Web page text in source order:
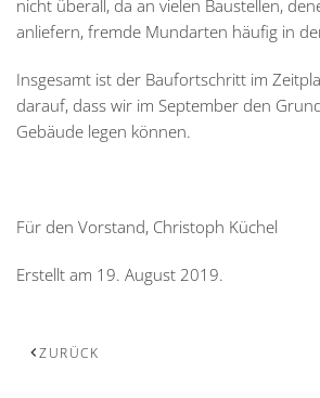
nicht überall, da an vielen Baustellen,
anliefern, fremde Mundarten häufig in
Insgesamt ist der Baufortschritt im
darauf, dass wir im September den
Gebäude legen
Für den Vorstand, Christoph Küchel
Erstellt am 19. August 2019.
ZURÜCK